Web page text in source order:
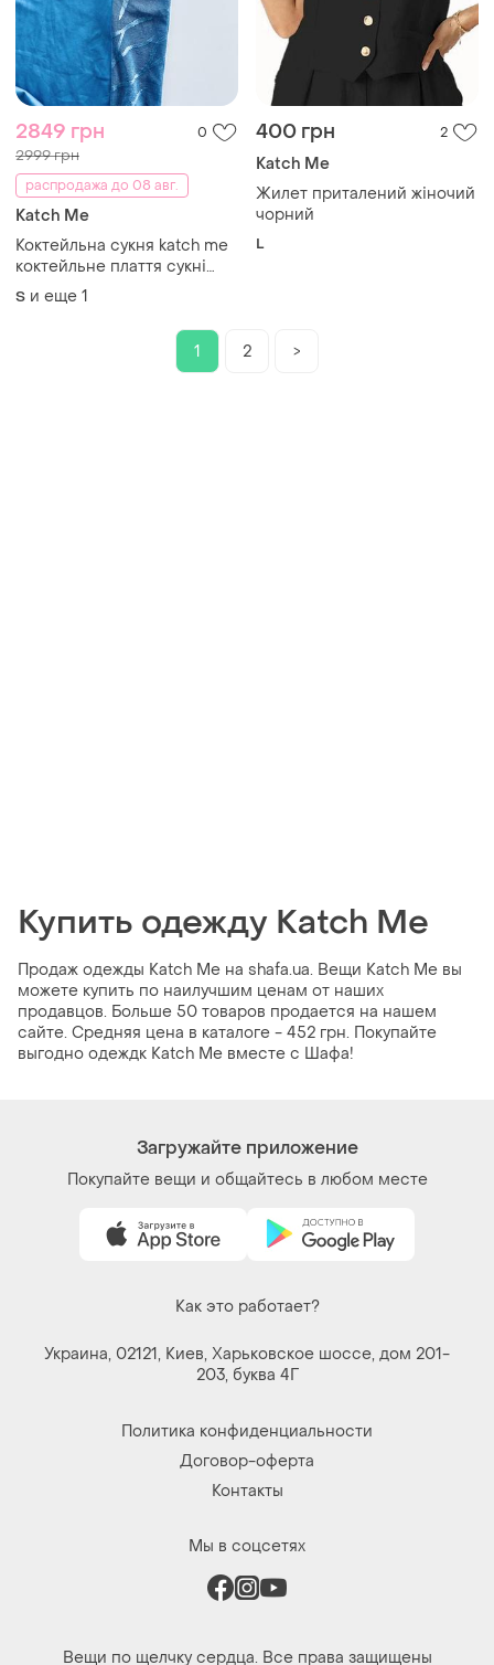
2849 грн 0
2999 грн
распродажа до 08 авг.
Katch Me
Коктейльна сукня katch me
коктейльне плаття сукні
міді довгі сукні жіночий
одяг сарафан
S и еще 1
400 грн 2
Katch Me
Жилет приталений жіночий
чорний
L
1 2 >
Купить одежду Katch Me
Продаж одежды Katch Me на shafa.ua. Вещи Katch Me вы
можете купить по наилучшим ценам от наших
продавцов. Больше 50 товаров продается на нашем
сайте. Средняя цена в каталоге - 452 грн. Покупайте
выгодно одеждк Katch Me вместе с Шафа!
Загружайте приложение
Покупайте вещи и общайтесь в любом месте
Как это работает?
Украина, 02121, Киев, Харьковское шоссе, дом 201-
203, буква 4Г
Политика конфиденциальности
Договор-оферта
Контакты
Мы в соцсетях
Вещи по щелчку сердца. Все права защищены